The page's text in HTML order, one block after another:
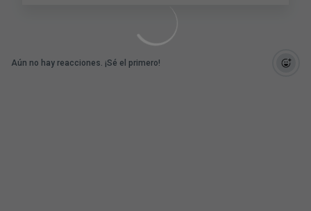
Aún no hay reacciones. ¡Sé el primero!